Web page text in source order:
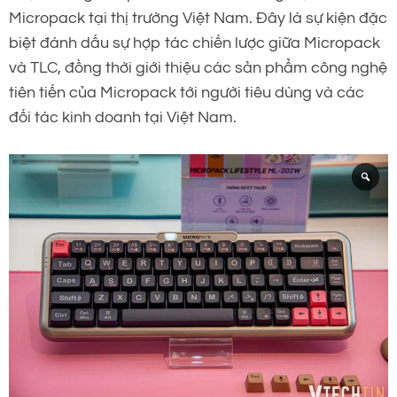
Micropack tại thị trường Việt Nam. Đây là sự kiện đặc
biệt đánh dấu sự hợp tác chiến lược giữa Micropack
và TLC, đồng thời giới thiệu các sản phẩm công nghệ
tiên tiến của Micropack tới người tiêu dùng và các
đối tác kinh doanh tại Việt Nam.